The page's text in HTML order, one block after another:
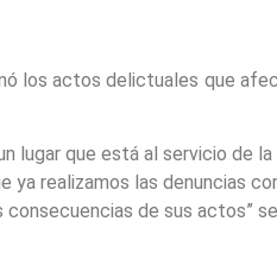
los actos delictuales que
lugar que está al servicio de la
ya realizamos las denuncias
de sus actos”